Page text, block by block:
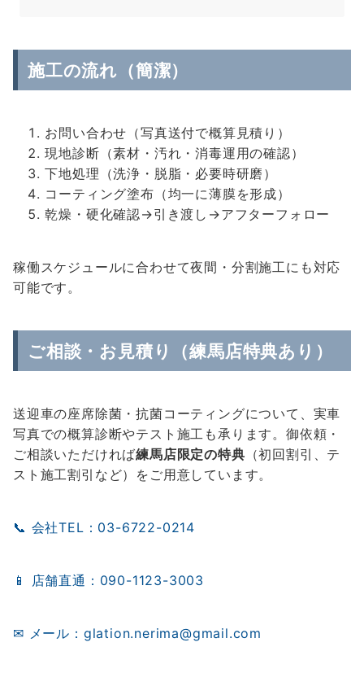
施工の流れ（簡潔）
お問い合わせ（写真送付で概算見積り）
現地診断（素材・汚れ・消毒運用の確認）
下地処理（洗浄・脱脂・必要時研磨）
コーティング塗布（均一に薄膜を形成）
乾燥・硬化確認→引き渡し→アフターフォロー
稼働スケジュールに合わせて夜間・分割施工にも対応
可能です。
ご相談・お見積り（練馬店特典あり）
送迎車の座席除菌・抗菌コーティングについて、実車
写真での概算診断やテスト施工も承ります。御依頼・
ご相談いただければ練馬店限定の特典 （初回割引、テ
スト施工割引など）をご用意しています。
📞 会社TEL：03-6722-0214
📱 店舗直通：090-1123-3003
✉ メール：glation.nerima@gmail.com